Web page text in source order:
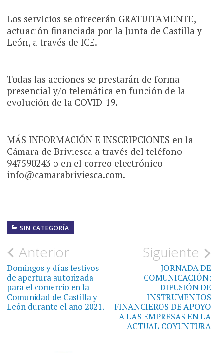
Los servicios se ofrecerán GRATUITAMENTE,
actuación financiada por la Junta de Castilla y
León, a través de ICE.
Todas las acciones se prestarán de forma
presencial y/o telemática en función de la
evolución de la COVID-19.
MÁS INFORMACIÓN E INSCRIPCIONES en la
Cámara de Briviesca a través del teléfono
947590243 o en el correo electrónico
info@camarabriviesca.com.
SIN CATEGORÍA
Navegación
de
entradas
Anterior
Domingos y días festivos
de apertura autorizada
para el comercio en la
Comunidad de Castilla y
León durante el año 2021.
Siguiente
JORNADA DE
COMUNICACIÓN:
DIFUSIÓN DE
INSTRUMENTOS
FINANCIEROS DE APOYO
A LAS EMPRESAS EN LA
ACTUAL COYUNTURA